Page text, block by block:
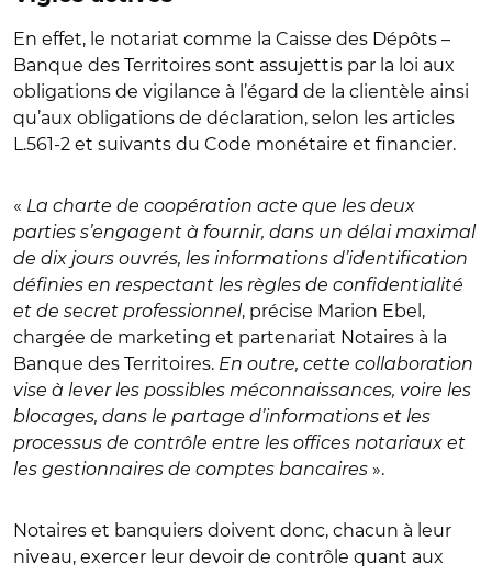
En effet, le notariat comme la Caisse des Dépôts –
Banque des Territoires sont assujettis par la loi aux
obligations de vigilance à l’égard de la clientèle ainsi
qu’aux obligations de déclaration, selon les articles
L.561-2 et suivants du Code monétaire et financier.
« La charte de coopération acte que les deux
parties s’engagent à fournir, dans un délai maximal
de dix jours ouvrés, les informations d’identification
définies en respectant les règles de confidentialité
et de secret professionnel, précise Marion Ebel,
chargée de marketing et partenariat Notaires à la
Banque des Territoires. En outre, cette collaboration
vise à lever les possibles méconnaissances, voire les
blocages, dans le partage d’informations et les
processus de contrôle entre les offices notariaux et
les gestionnaires de comptes bancaires ».
Notaires et banquiers doivent donc, chacun à leur
niveau, exercer leur devoir de contrôle quant aux